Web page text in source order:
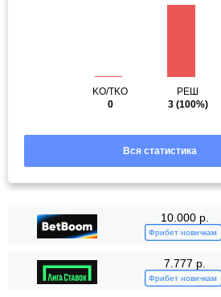
KO/TKO
0
РЕШ
3(100%)
Вся статистика
10.000 р.
Фрибет новичкам
7.777 р.
Фрибет новичкам